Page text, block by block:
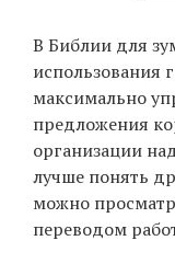
EN
UA
В Библии для
использования
максимально
предложения
организации
лучше понять
можно
переводом